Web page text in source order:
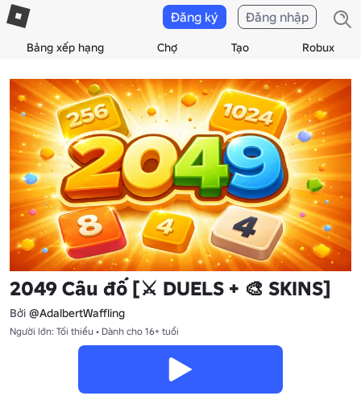
Bảng xếp hạng Chợ Tạo Robux
Đăng ký Đăng nhập
2049 Câu đố [⚔️ DUELS + 🎨 SKINS]
Bởi @AdalbertWaffling
Người lớn: Tối thiểu • Dành cho 16+ tuổi